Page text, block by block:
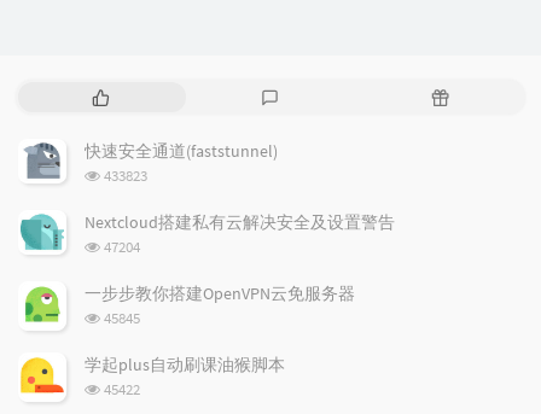
热
文
章
随
快速安全通道(faststunnel)
浏
次
433823
Nextcloud搭建私有云解决安全及设置警告
浏
次
数:
47204
一步步教你搭建OpenVPN云免服务器
浏
次
数:
45845
学起plus自动刷课油猴脚本
浏
45422